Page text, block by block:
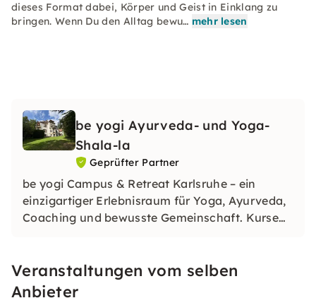
dieses Format dabei, Körper und Geist in Einklang zu
bringen. Wenn Du den Alltag bewu… mehr lesen
be yogi Ayurveda- und Yoga-
Shala-la
Geprüfter Partner
be yogi Campus & Retreat Karlsruhe – ein
einzigartiger Erlebnisraum für Yoga, Ayurveda,
Coaching und bewusste Gemeinschaft. Kurse
dich dazu ein, Erholung, Energie und Klarheit zu
finden.
Veranstaltungen vom selben
Anbieter